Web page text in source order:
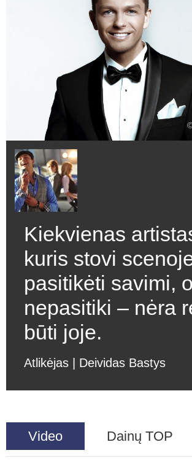
Kiekvienas
kuris stovi
pasitikėti savimi,
nepasitiki – nėra
būti joje.
Atlikėjas | Deividas Bastys
Video Dainų TOP